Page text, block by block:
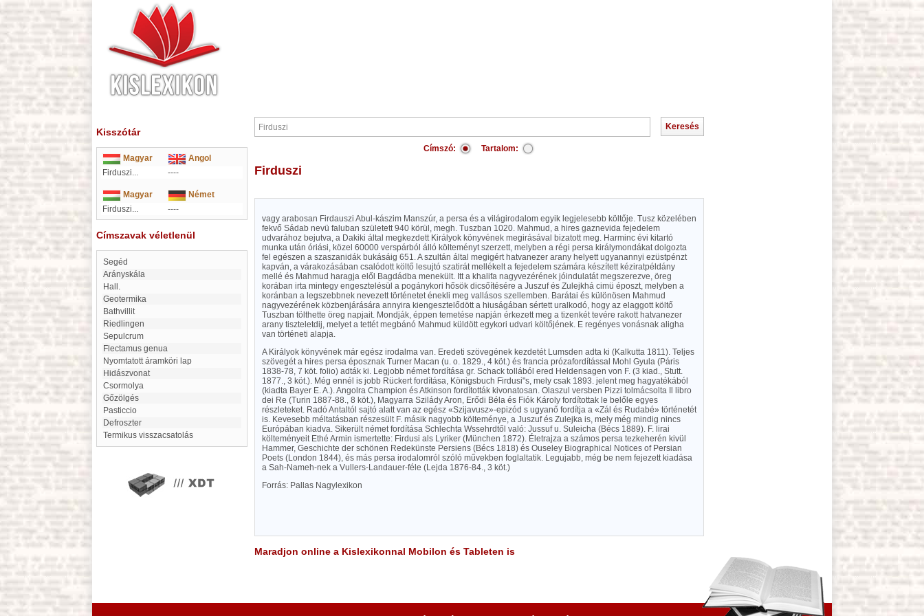
Kisszótár
Magyar
Angol
Firduszi...
----
Magyar
Német
Firduszi...
----
Címszavak véletlenül
Segéd
Arányskála
Hall.
Geotermika
Bathvillit
Riedlingen
Sepulcrum
Flectamus genua
nyomtatott áramköri lap
Hidászvonat
Csormolya
Gőzölgés
Pasticcio
defroszter
termikus visszacsatolás
Címszó: Tartalom:
Firduszi
vagy arabosan Firdauszi Abul-kászim Manszúr, a persa és a világirodalom egyik legjelesebb költője. Tusz közelében
fekvő Sádab nevü faluban született 940 körül, megh. Tuszban 1020. Mahmud, a hires gaznevida fejedelem
udvarához bejutva, a Dakiki által megkezdett Királyok könyvének megirásával bizatott meg. Harminc évi kitartó
munka után óriási, közel 60000 verspárból álló költeményt szerzett, melyben a régi persa királymondákat dolgozta
fel egészen a szaszanidák bukásáig 651. A szultán által megigért hatvanezer arany helyett ugyanannyi ezüstpénzt
kapván, a várakozásában csalódott költő lesujtó szatirát mellékelt a fejedelem számára készített kéziratpéldány
mellé és Mahmud haragja elől Bagdádba menekült. Itt a khalifa nagyvezérének jóindulatát megszerezve, öreg
korában irta mintegy engesztelésül a pogánykori hősök dicsőítésére a Juszuf és Zulejkhá cimü époszt, melyben a
koránban a legszebbnek nevezett történetet énekli meg vallásos szellemben. Barátai és különösen Mahmud
nagyvezérének közbenjárására annyira kiengesztelődött a hiuságában sértett uralkodó, hogy az elaggott költő
Tuszban tölthette öreg napjait. Mondják, éppen temetése napján érkezett meg a tizenkét tevére rakott hatvanezer
arany tiszteletdij, melyet a tettét megbánó Mahmud küldött egykori udvari költőjének. E regényes vonásnak aligha
van történeti alapja.
A Királyok könyvének már egész irodalma van. Eredeti szövegének kezdetét Lumsden adta ki (Kalkutta 1811). Teljes
szövegét a hires persa éposznak Turner Macan (u. o. 1829., 4 köt.) és francia prózafordítással Mohl Gyula (Páris
1838-78, 7 köt. folio) adták ki. Legjobb német fordítása gr. Schack tollából ered Heldensagen von F. (3 kiad., Stutt.
1877., 3 köt.). Még ennél is jobb Rückert fordítása, Königsbuch Firdusi"s, mely csak 1893. jelent meg hagyatékából
(kiadta Bayer E. A.). Angolra Champion és Atkinson fordították kivonatosan. Olaszul versben Pizzi tolmácsolta Il libro
dei Re (Turin 1887-88., 8 köt.), Magyarra Szilády Aron, Erődi Béla és Fiók Károly fordítottak le belőle egyes
részleteket. Radó Antaltól sajtó alatt van az egész «Szijavusz»-epizód s ugyanő fordítja a «Zál és Rudabé» történetét
is. Kevesebb méltatásban részesült F. másik nagyobb költeménye, a Juszuf és Zulejka is, mely még mindig nincs
Európában kiadva. Sikerült német fordítása Schlechta Wssehrdtől való: Jussuf u. Suleicha (Bécs 1889). F. lirai
költeményeit Ethé Armin ismertette: Firdusi als Lyriker (München 1872). Életrajza a számos persa tezkeherén kivül
Hammer, Geschichte der schönen Redekünste Persiens (Bécs 1818) és Ouseley Biographical Notices of Persian
Poets (London 1844), és más persa irodalomról szóló művekben foglaltatik. Legujabb, még be nem fejezett kiadása
a Sah-Nameh-nek a Vullers-Landauer-féle (Lejda 1876-84., 3 köt.)
Forrás: Pallas Nagylexikon
Maradjon online a Kislexikonnal Mobilon és Tableten is